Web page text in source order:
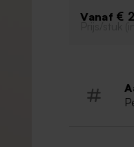
Vanaf €
Prijs/stuk